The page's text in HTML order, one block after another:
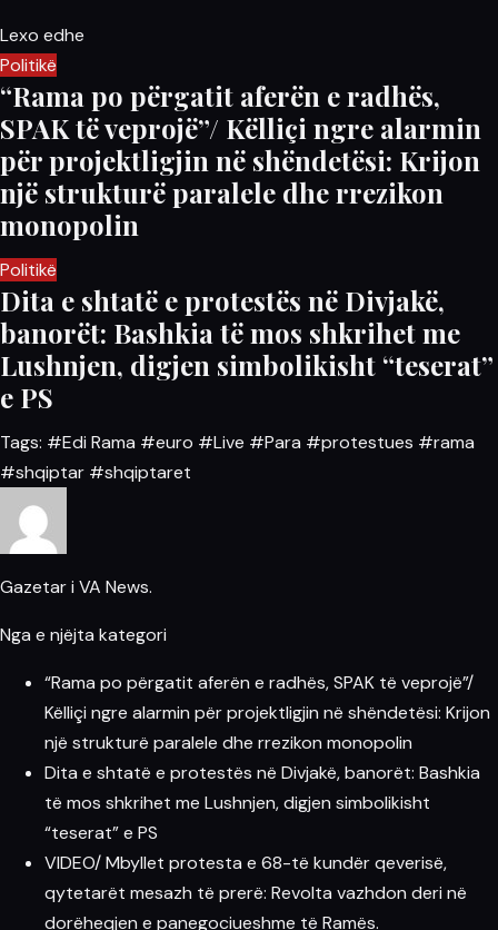
Lexo edhe
Politikë
“Rama po përgatit aferën e radhës,
SPAK të veprojë”/ Këlliçi ngre alarmin
për projektligjin në shëndetësi: Krijon
një strukturë paralele dhe rrezikon
monopolin
Politikë
Dita e shtatë e protestës në Divjakë,
banorët: Bashkia të mos shkrihet me
Lushnjen, digjen simbolikisht “teserat”
e PS
Tags: #Edi Rama #euro #Live #Para #protestues #rama
#shqiptar #shqiptaret
Gazetar i VA News.
Nga e njëjta kategori
“Rama po përgatit aferën e radhës, SPAK të veprojë”/
Këlliçi ngre alarmin për projektligjin në shëndetësi: Krijon
një strukturë paralele dhe rrezikon monopolin
Dita e shtatë e protestës në Divjakë, banorët: Bashkia
të mos shkrihet me Lushnjen, digjen simbolikisht
“teserat” e PS
VIDEO/ Mbyllet protesta e 68-të kundër qeverisë,
qytetarët mesazh të prerë: Revolta vazhdon deri në
dorëheqjen e panegociueshme të Ramës.